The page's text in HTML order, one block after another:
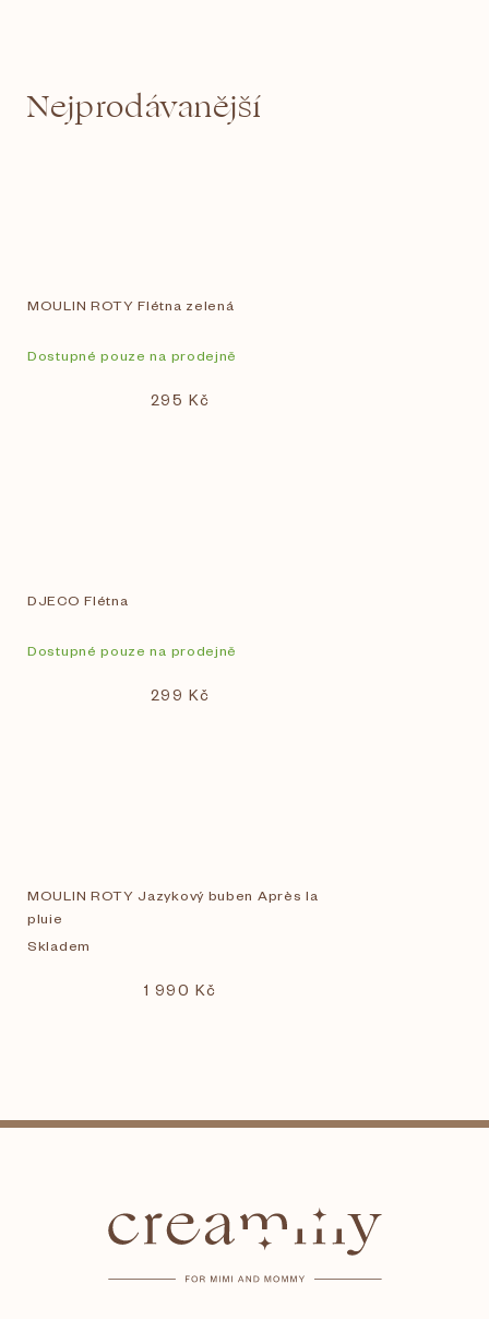
Nejprodávanější
MOULIN ROTY Flétna zelená
Dostupné pouze na prodejně
295 Kč
DJECO Flétna
Dostupné pouze na prodejně
299 Kč
MOULIN ROTY Jazykový buben Après la
pluie
Skladem
1 990 Kč